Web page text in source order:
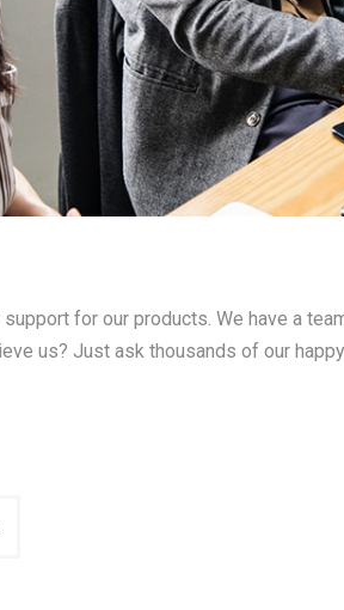
for our products. We have a
us? Just ask thousands of our